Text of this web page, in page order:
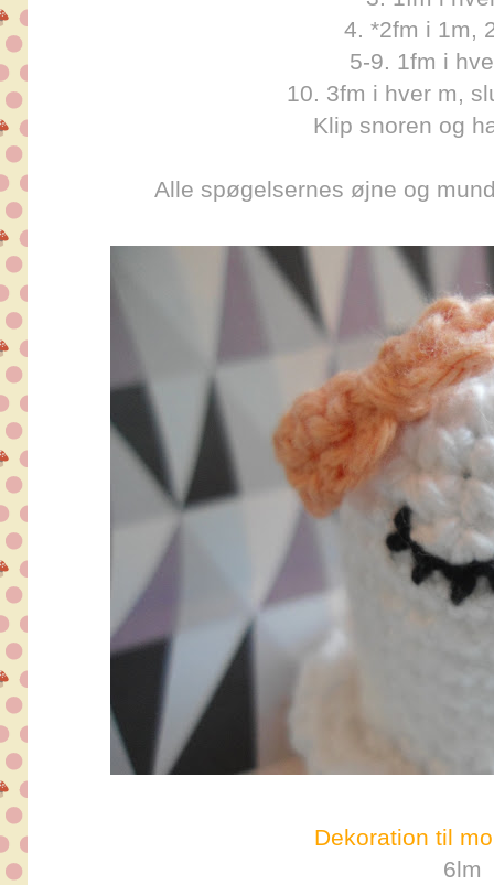
4. *2fm i 1m,
5-9. 1fm i
10. 3fm i hver m,
Klip snoren og
Alle spøgelsernes øjne og
Dekoration til
6lm